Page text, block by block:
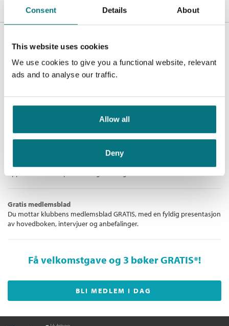
Consent Details About
This website uses cookies
We use cookies to give you a functional website, relevant
ads and to analyse our traffic.
Allow all
Deny
Innbinding:
Heftet
Antall sider: 400
Originaltittel:
Sunny days and sea breezes
Serienummer:
7
Omtale
Ingen omtale
Bestselgerklubben - De beste boknyhetene
Gratis medlemsblad
Du mottar klubbens medlemsblad GRATIS, med en fyldig presentasjon
av hovedboken, intervjuer og anbefalinger.
Få velkomstgave og 3 bøker GRATIS*!
BLI MEDLEM I DAG